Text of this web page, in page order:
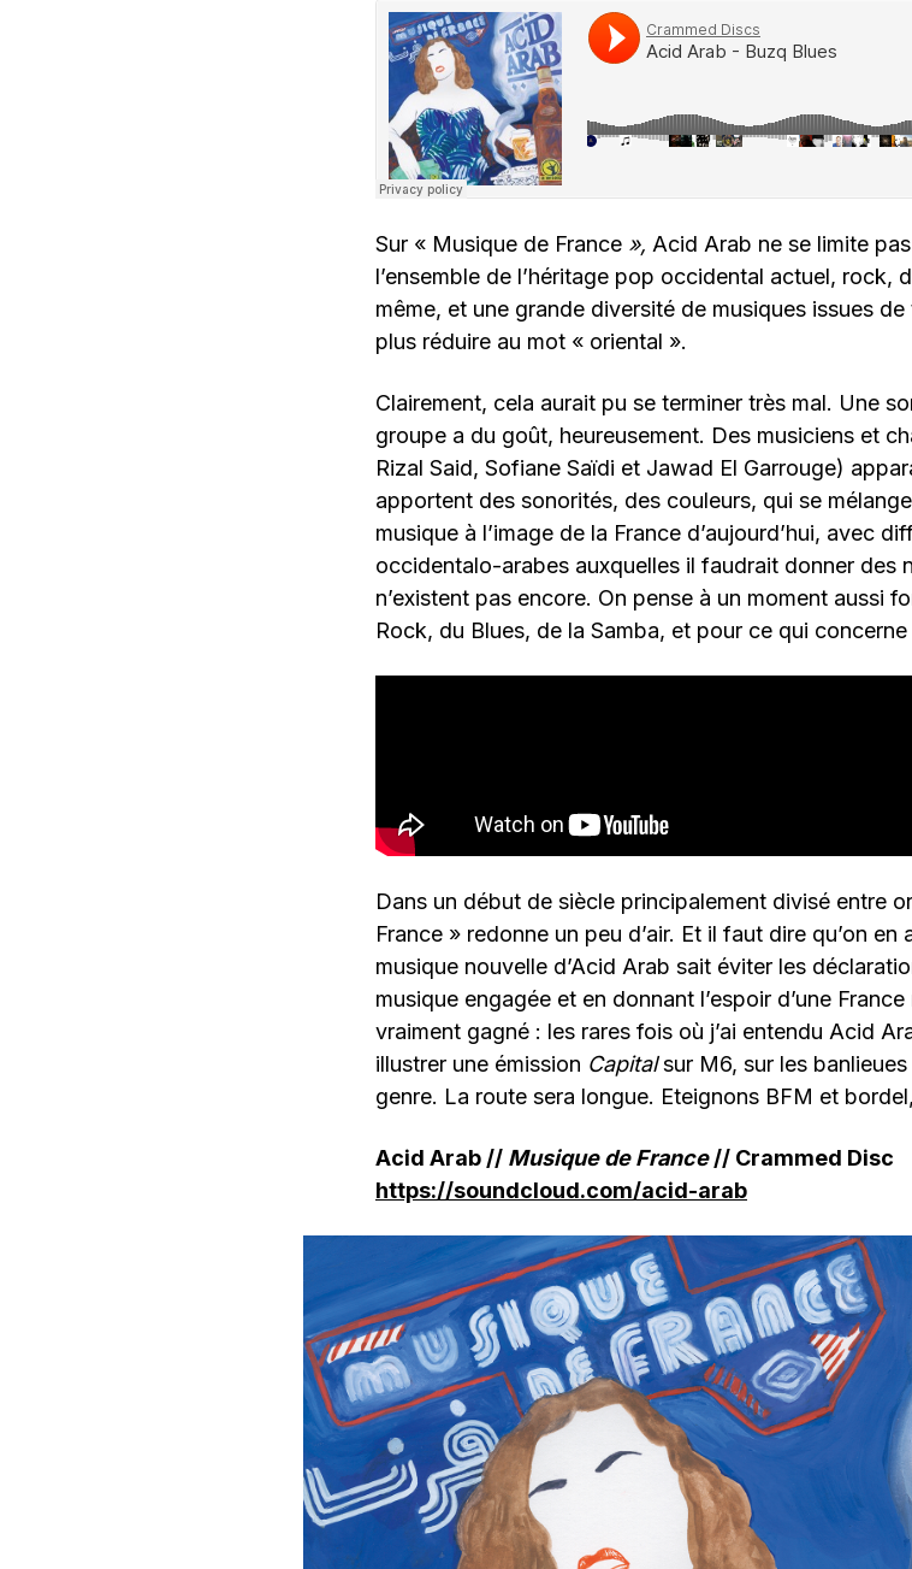
Sur « Musique de France », Acid Arab ne se limite
l’ensemble de l’héritage pop occidental actuel, rock,
même, et une grande diversité de musiques issues
plus réduire au mot « oriental ».
Clairement, cela aurait pu se terminer très mal. Une
groupe a du goût, heureusement. Des musiciens et
Rizal Said, Sofiane Saïdi et Jawad El Garrouge)
apportent des sonorités, des couleurs, qui se
musique à l’image de la France d’aujourd’hui, avec
occidentalo-arabes auxquelles il faudrait donner des
n’existent pas encore. On pense à un moment aussi
Rock, du Blues, de la Samba, et pour ce qui
Dans un début de siècle principalement divisé entre
France » redonne un peu d’air. Et il faut dire qu’on en
musique nouvelle d’Acid Arab sait éviter les
musique engagée et en donnant l’espoir d’une
vraiment gagné : les rares fois où j’ai entendu Acid
illustrer une émission Capitalsur M6, sur les
genre. La route sera longue. Eteignons BFM et
Acid Arab // Musique de France// Crammed Disc
https://soundcloud.com/acid-arab